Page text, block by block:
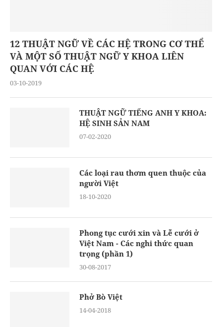
12 THUẬT NGỮ VỀ CÁC HỆ TRONG CƠ THỂ
VÀ MỘT SỐ THUẬT NGỮ Y KHOA LIÊN
QUAN VỚI CÁC HỆ
03-10-2019
THUẬT NGỮ TIẾNG ANH Y KHOA:
HỆ SINH SẢN NAM
07-02-2020
Các loại rau thơm quen thuộc của
người Việt
18-10-2020
Phong tục cưới xin và Lễ cưới ở
Việt Nam - Các nghi thức quan
trọng (phần 1)
30-08-2017
Phở Bò Việt
14-04-2018